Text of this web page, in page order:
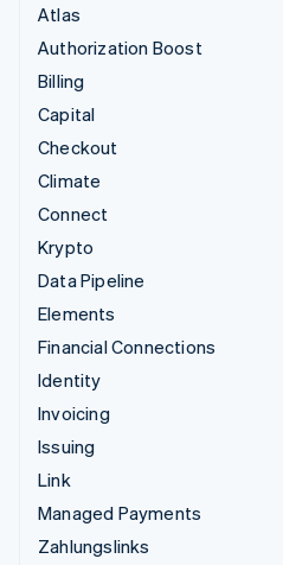
Atlas
Authorization Boost
Billing
Capital
Checkout
Climate
Connect
Krypto
Data Pipeline
Elements
Financial Connections
Identity
Invoicing
Issuing
Link
Managed Payments
Zahlungslinks